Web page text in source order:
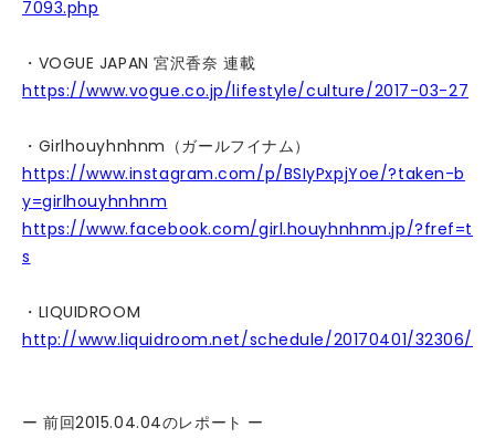
7093.php
・VOGUE JAPAN 宮沢香奈 連載
https://www.vogue.co.jp/lifestyle/culture/2017-03-27
・Girlhouyhnhnm（ガールフイナム）
https://www.instagram.com/p/BSIyPxpjYoe/?taken-b
y=girlhouyhnhnm
https://www.facebook.com/girl.houyhnhnm.jp/?fref=t
s
・LIQUIDROOM
http://www.liquidroom.net/schedule/20170401/32306/
ー 前回2015.04.04のレポート ー